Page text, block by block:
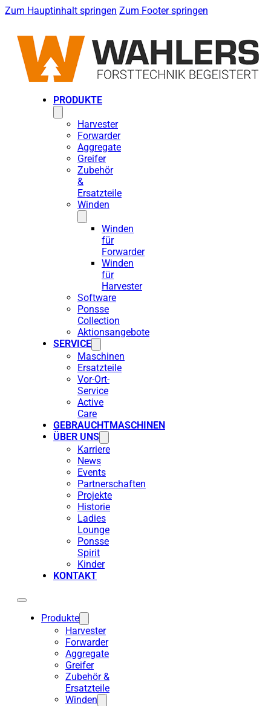
Zum Hauptinhalt springen Zum Footer springen
PRODUKTE
Harvester
Forwarder
Aggregate
Greifer
Zubehör
&
Ersatzteile
Winden
Winden
für
Forwarder
Winden
für
Harvester
Software
Ponsse
Collection
Aktionsangebote
SERVICE
Maschinen
Ersatzteile
Vor-Ort-
Service
Active
Care
GEBRAUCHTMASCHINEN
ÜBER UNS
Karriere
News
Events
Partnerschaften
Projekte
Historie
Ladies
Lounge
Ponsse
Spirit
Kinder
KONTAKT
Produkte
Harvester
Forwarder
Aggregate
Greifer
Zubehör &
Ersatzteile
Winden